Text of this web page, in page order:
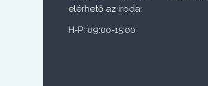
elérhető az iroda:
H-P: 09:00-15:00